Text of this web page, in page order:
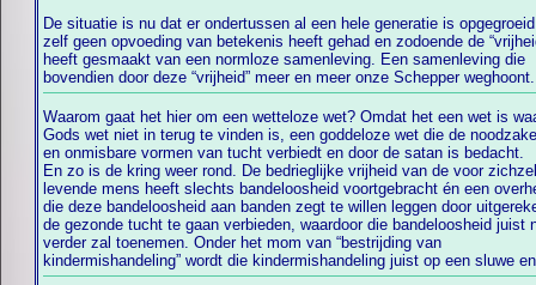
De situatie is nu dat er ondertussen al een hele generatie is
zelf geen opvoeding van betekenis heeft gehad en zodoende de
heeft gesmaakt van een normloze samenleving. Een samenleving die
bovendien door deze “vrijheid” meer en meer onze Schepper
“vrijheid” die nu al een normloze generatie heeft afgeleverd
meerdere vormen van kindermishandeling voorkomen. Een “vrijheid” die
via een wetteloze wet hetgeen van de opvoeding nog was overgebleven nog
Waarom gaat het hier om een wetteloze wet? Omdat het een wet is
Gods wet niet in terug te vinden is, een goddeloze wet die de
en onmisbare vormen van tucht verbiedt en door de satan is bedacht.
En zo is de kring weer rond. De bedrieglijke vrijheid van de voor
levende mens heeft slechts bandeloosheid voortgebracht én een
die deze bandeloosheid aan banden zegt te willen leggen door
de gezonde tucht te gaan verbieden, waardoor die bandeloosheid juist
verder zal toenemen. Onder het mom van “bestrijding van
kindermishandeling” wordt die kindermishandeling juist op een sluwe en
klaarstond om deze losgeslagen jongeren door zonde en wetteloosheid
de ketting te leggen. Wie aan die ketting vastzit en zich niet alsnog
Jezus Christus bekeert, zal terechtkomen in het dodenrijk. En geef nu
een eerlijk antwoord op deze vraag: “Was dát nou de vrijheid die men